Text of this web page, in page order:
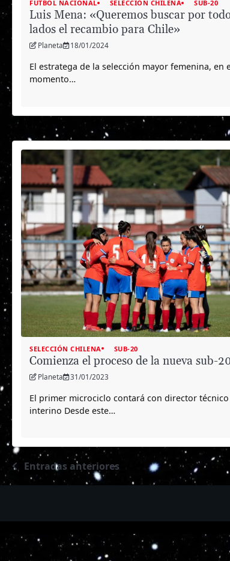
FUTBOL NACIONAL SELECCIÓN CHILENA SUB-20
Luis Mena: «Queremos buscar por
lados el recambio para Chile»
Planeta 18/01/2024
El estratega de la selección mayor femenina, en
momento…
SELECCIÓN CHILENA SUB-20
Comienza el proceso de la nueva sub-
Planeta 31/01/2023
El primer microciclo contará con director técnico
interino Desde este…
Navegación
Entradas anteriores